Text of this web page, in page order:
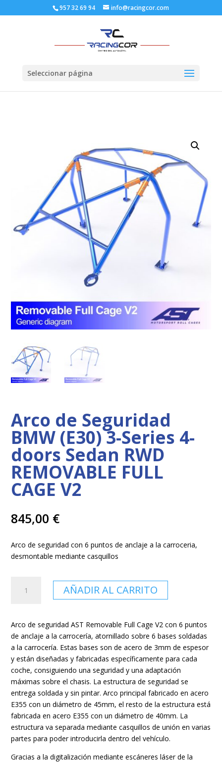
957 32 69 94 info@racingcor.com
Seleccionar página
Arco de Seguridad
BMW (E30) 3-Series 4-
doors Sedan RWD
REMOVABLE FULL
CAGE V2
845,00 €
Arco de seguridad con 6 puntos de anclaje a la carroceria,
desmontable mediante casquillos
(E30)
3-
Series
4-
doors
Sedan
RWD
REMOVABLE
FULL
CAGE
V2
cantidad
AÑADIR AL CARRITO
Arco de seguridad AST Removable Full Cage V2 con 6 puntos
de anclaje a la carrocería, atornillado sobre 6 bases soldadas
a la carrocería. Estas bases son de acero de 3mm de espesor
y están diseñadas y fabricadas específicamente para cada
coche, consiguiendo una seguridad y una adaptación
máximas sobre el chasis. La estructura de seguridad se
entrega soldada y sin pintar. Arco principal fabricado en acero
E355 con un diámetro de 45mm, el resto de la estructura está
fabricada en acero E355 con un diámetro de 40mm. La
estructura va separada mediante casquillos de unión en varias
partes para poder introducirla dentro del vehículo.
Gracias a la digitalización mediante escáneres láser de la